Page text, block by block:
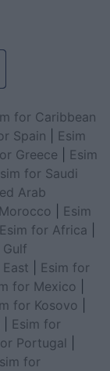
for Caribbean
Spain
Esim
Greece
Esim
for Saudi
Arab
Esim
Esim for Africa
Esim for
for Mexico
for Kosovo
Esim for
Portugal
for